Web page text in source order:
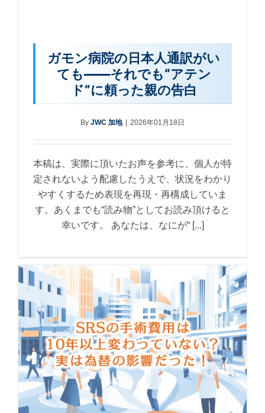
ガモン病院の日本人通訳がい
ても――それでも“アテン
ド”に頼った親の告白
By JWC 加地 2026年01月18日
本稿は、実際に頂いたお声を参考に、個人が特
定されないよう配慮したうえで、状況をわかり
やすくするため表現を再現・再構成していま
す。あくまでも“読み物”としてお読み頂けると
幸いです。 あなたは、なにが“ [...]